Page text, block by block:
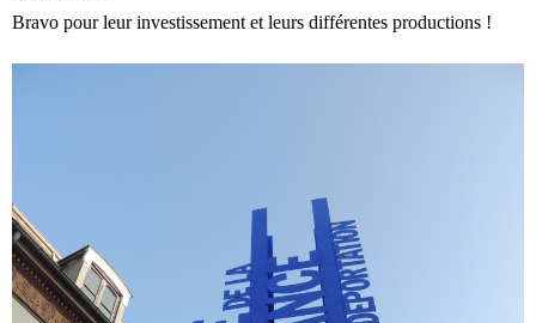
Bravo pour leur investissement et leurs différentes productions !